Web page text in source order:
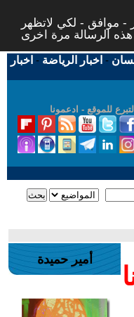
- موافق - لكي لاتظهر
- اخبار الرياضة - اخبار
التبرع للموقع - ادعمونا
أمير حميدة